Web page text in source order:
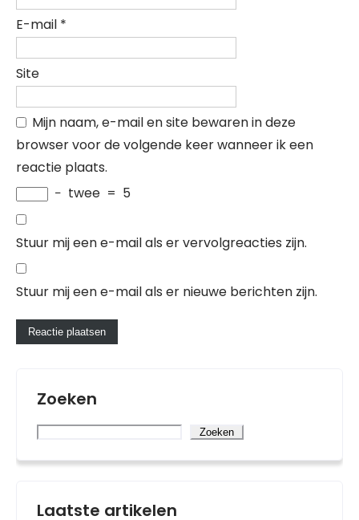
E-mail *
Site
Mijn naam, e-mail en site bewaren in deze
browser voor de volgende keer wanneer ik een
reactie plaats.
− twee = 5
Stuur mij een e-mail als er vervolgreacties zijn.
Stuur mij een e-mail als er nieuwe berichten zijn.
Zoeken
Zoeken
Laatste artikelen